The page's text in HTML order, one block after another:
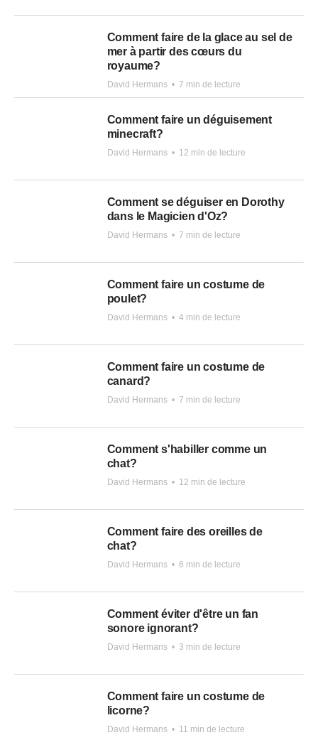
Comment faire de la glace au sel de
mer à partir des cœurs du
royaume?
David Hermans • 7 min de lecture
Comment faire un déguisement
minecraft?
David Hermans • 12 min de lecture
Comment se déguiser en Dorothy
dans le Magicien d'Oz?
David Hermans • 7 min de lecture
Comment faire un costume de
poulet?
David Hermans • 4 min de lecture
Comment faire un costume de
canard?
David Hermans • 7 min de lecture
Comment s'habiller comme un
chat?
David Hermans • 12 min de lecture
Comment faire des oreilles de
chat?
David Hermans • 6 min de lecture
Comment éviter d'être un fan
sonore ignorant?
David Hermans • 3 min de lecture
Comment faire un costume de
licorne?
David Hermans • 11 min de lecture